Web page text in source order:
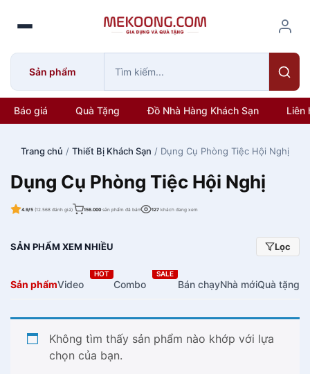
o
Sản phẩm
Báo giá Quà Tặng Đồ Nhà Hàng Khách Sạn Liên
Trang chủ / Thiết Bị Khách Sạn / Dụng Cụ Phòng Tiệc Hội Nghị
Dụng Cụ Phòng Tiệc Hội Nghị
4.9/5 (12.568 đánh giá) 156.000 sản phẩm đã bán 127 khách đang xem
SẢN PHẨM XEM NHIỀU Lọc
Sản phẩmVideo
HOT
Combo
SALE
Bán chạyNhà mớiQuà tặng
Không tìm thấy sản phẩm nào khớp với lựa
chọn của bạn.